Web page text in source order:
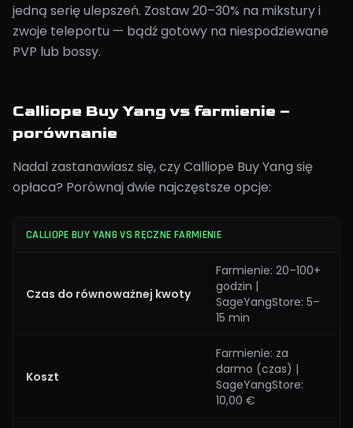
jedną serię ulepszeń. Zostaw 20–30% na mikstury i
zwoje teleportu — bądź gotowy na niespodziewane
PVP lub bossy.
Calliope Buy Yang vs farmienie –
porównanie
Nadal zastanawiasz się, czy Calliope Buy Yang się
opłaca? Porównaj dwie najczęstsze opcje:
CALLIOPE BUY YANG VS RĘCZNE FARMIENIE
Czas do równoważnej kwoty
Farmienie: 20–100+
godzin |
SageYangStore: 5–
15 min
Koszt
Farmienie: za
darmo (czas) |
SageYangStore:
10,00 €